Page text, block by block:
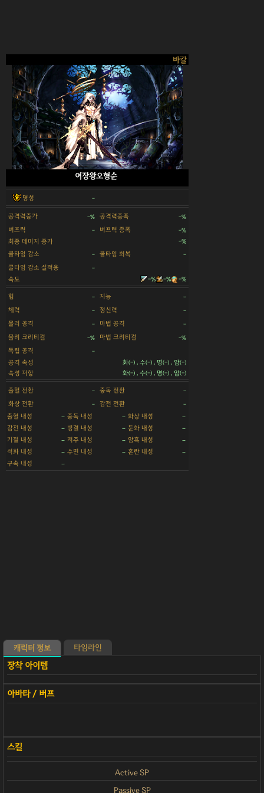
바칼
여장왕오형순
명성 -
공격력증가 -% 공격력증폭 -%
버프력 - 버프력 증폭 -%
최종 데미지 증가
-%
쿨타임 감소
- 쿨타임 회복 -
쿨타임 감소 실적용 -
속도 -% -% -%
힘 - 지능 -
체력 - 정신력 -
물리 공격 - 마법 공격 -
물리 크리티컬 -% 마법 크리티컬 -%
독립 공격 -
공격 속성
화(-) , 수(-) , 명(-) , 암(-)
속성 저항
화(-) , 수(-) , 명(-) , 암(-)
출혈 전환 - 중독 전환 -
화상 전환 - 감전 전환 -
출혈 내성 - 중독 내성 - 화상 내성 -
감전 내성 - 빙결 내성 - 둔화 내성 -
기절 내성 - 저주 내성 - 암흑 내성 -
석화 내성 - 수면 내성 - 혼란 내성 -
구속 내성 -
캐릭터 정보 타임라인
Active SP
Passive SP